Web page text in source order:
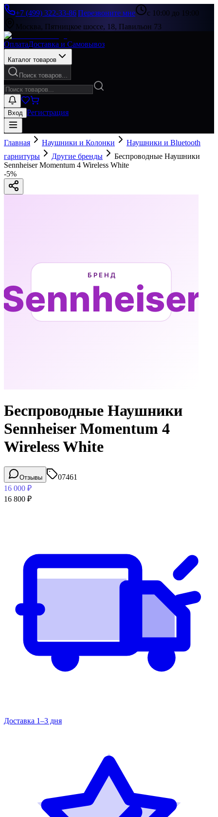
+7 (499) 322-33-86|Перезвоните мне
с 10:00 до 19:00
Москва, Пятницкое шоссе, 18, Павильон 73
ОплатаДоставка и Самовывоз
Каталог товаров
Поиск товаров...
Вход Регистрация
Главная Наушники и Колонки
Наушники и Bluetooth
гарнитуры
Другие бренды
Беспроводные Наушники
Sennheiser Momentum 4 Wireless White
-5%
Беспроводные Наушники
Sennheiser Momentum 4
Wireless White
Отзывы
07461
16 000 ₽
16 800 ₽
Доставка 1–3 дня